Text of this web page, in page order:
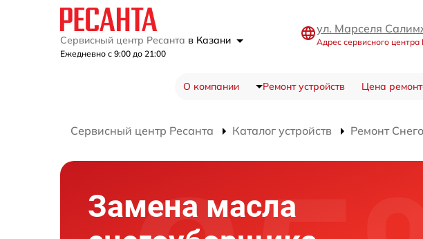
Сервисный центр Ресанта в Казани
Ежедневно с 9:00 до 21:00
ул. Марселя
Адрес сервисного центра
О компании Ремонт устройств Цена
Сервисный центр Ресанта Каталог устройств Ремонт
Замена масла